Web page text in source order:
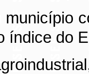
município
índice do